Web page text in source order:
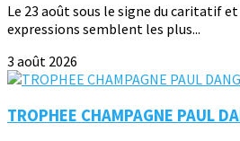
Le 23 août sous le signe du caritatif
expressions semblent les plus...
3 août 2026
TROPHEE CHAMPAGNE PAUL